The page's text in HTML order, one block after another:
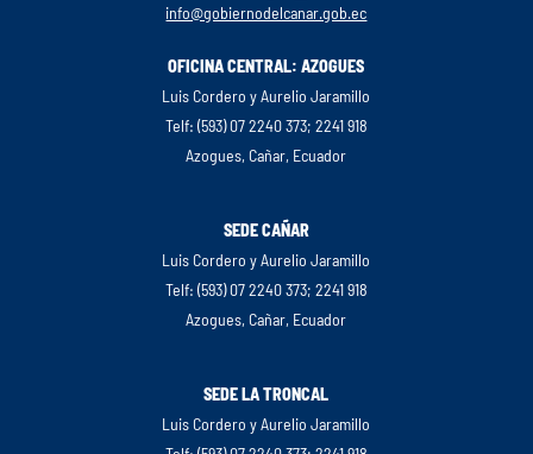
info@gobiernodelcanar.gob.ec
OFICINA CENTRAL: AZOGUES
Luis Cordero y Aurelio Jaramillo
Telf: (593) 07 2240 373; 2241 918
Azogues, Cañar, Ecuador
SEDE CAÑAR
Luis Cordero y Aurelio Jaramillo
Telf: (593) 07 2240 373; 2241 918
Azogues, Cañar, Ecuador
SEDE LA TRONCAL
Luis Cordero y Aurelio Jaramillo